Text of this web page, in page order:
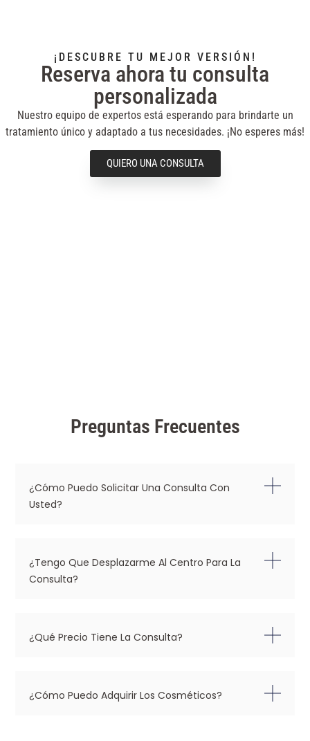
¡DESCUBRE TU MEJOR VERSIÓN!
Reserva ahora tu consulta
personalizada
Nuestro equipo de expertos está esperando para brindarte un
tratamiento único y adaptado a tus necesidades. ¡No esperes más!
QUIERO UNA CONSULTA
Preguntas Frecuentes
¿Cómo Puedo Solicitar Una Consulta Con
Usted?
¿Tengo Que Desplazarme Al Centro Para La
Consulta?
¿Qué Precio Tiene La Consulta?
¿Cómo Puedo Adquirir Los Cosméticos?